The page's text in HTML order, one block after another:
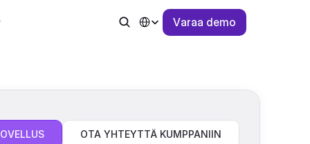
Select Language
Varaa demo
OTA YHTEYTTÄ KUMPPANIIN